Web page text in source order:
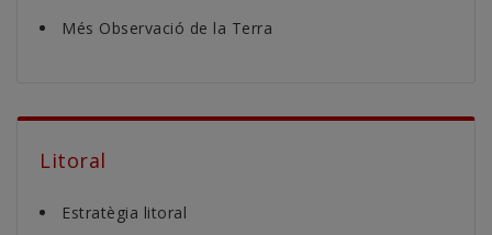
Més Observació de la Terra
Litoral
Estratègia litoral